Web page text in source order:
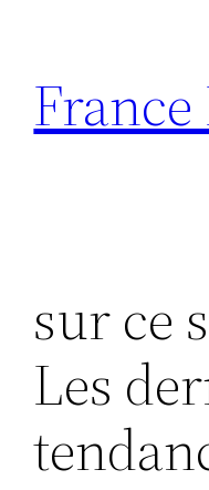
contenu
sur ce
Les